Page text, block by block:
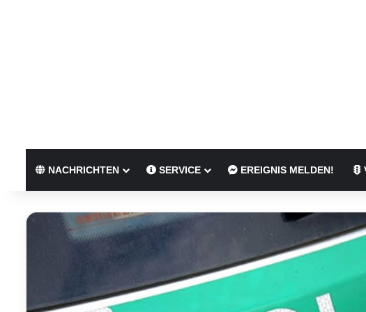
NACHRICHTEN SERVICE EREIGNIS MELDEN!